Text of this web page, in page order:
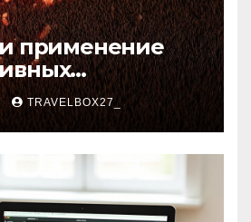
применение
огнеупорных
TRAVELBOX27_